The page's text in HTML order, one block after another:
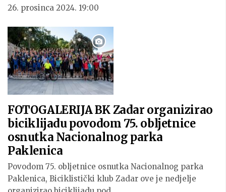
26. prosinca 2024. 19:00
FOTOGALERIJA BK Zadar organizirao
biciklijadu povodom 75. obljetnice
osnutka Nacionalnog parka
Paklenica
Povodom 75. obljetnice osnutka Nacionalnog parka
Paklenica, Biciklistički klub Zadar ove je nedjelje